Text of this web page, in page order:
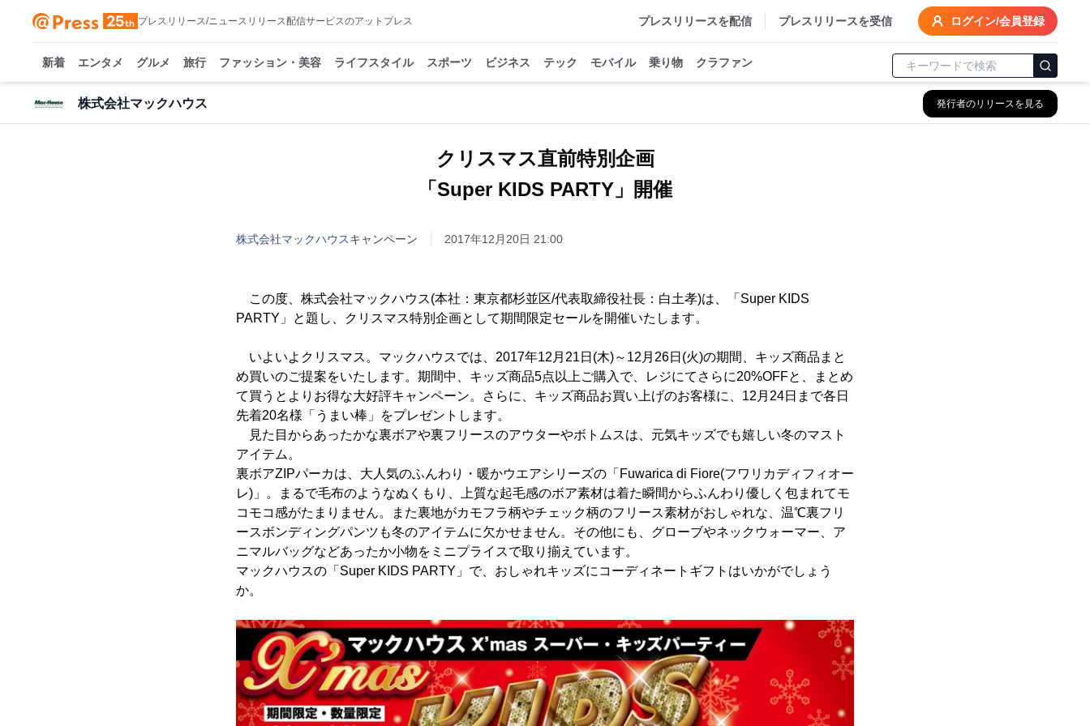
プレスリリース/ニュースリリース配信サービスのアットプレス プレスリリースを配信 プレスリリースを受信 ログイン/会員登録
新着 エンタメ グルメ 旅行 ファッション・美容 ライフスタイル スポーツ ビジネス テック モバイル 乗り物 クラファン
株式会社マックハウス 発行者のリリースを見る
クリスマス直前特別企画
「Super KIDS PARTY」開催
株式会社マックハウスキャンペーン 2017年12月20日 21:00
この度、株式会社マックハウス(本社：東京都杉並区/代表取締役社長：白土孝)は、「Super KIDS
PARTY」と題し、クリスマス特別企画として期間限定セールを開催いたします。
いよいよクリスマス。マックハウスでは、2017年12月21日(木)～12月26日(火)の期間、キッズ商品まと
め買いのご提案をいたします。期間中、キッズ商品5点以上ご購入で、レジにてさらに20%OFFと、まとめ
て買うとよりお得な大好評キャンペーン。さらに、キッズ商品お買い上げのお客様に、12月24日まで各日
先着20名様「うまい棒」をプレゼントします。
見た目からあったかな裏ボアや裏フリースのアウターやボトムスは、元気キッズでも嬉しい冬のマスト
アイテム。
裏ボアZIPパーカは、大人気のふんわり・暖かウエアシリーズの「Fuwarica di Fiore(フワリカディフィオー
レ)」。まるで毛布のようなぬくもり、上質な起毛感のボア素材は着た瞬間からふんわり優しく包まれてモ
コモコ感がたまりません。また裏地がカモフラ柄やチェック柄のフリース素材がおしゃれな、温℃裏フリ
ースボンディングパンツも冬のアイテムに欠かせません。その他にも、グローブやネックウォーマー、ア
ニマルバッグなどあったか小物をミニプライスで取り揃えています。
マックハウスの「Super KIDS PARTY」で、おしゃれキッズにコーディネートギフトはいかがでしょう
か。